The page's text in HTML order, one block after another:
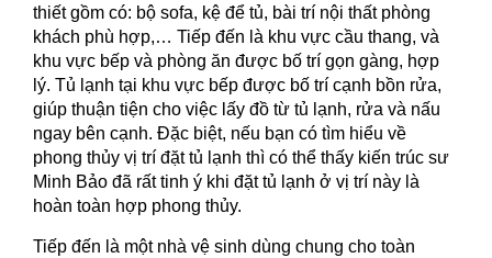
thiết gồm có: bộ sofa, kệ để tủ, bài trí nội thất phòng
khách phù hợp,… Tiếp đến là khu vực cầu thang, và
khu vực bếp và phòng ăn được bố trí gọn gàng, hợp
lý. Tủ lạnh tại khu vực bếp được bố trí cạnh bồn rửa,
giúp thuận tiện cho việc lấy đồ từ tủ lạnh, rửa và nấu
ngay bên cạnh. Đặc biệt, nếu bạn có tìm hiểu về
phong thủy vị trí đặt tủ lạnh thì có thể thấy kiến trúc sư
Minh Bảo đã rất tinh ý khi đặt tủ lạnh ở vị trí này là
hoàn toàn hợp phong thủy.
Tiếp đến là một nhà vệ sinh dùng chung cho toàn